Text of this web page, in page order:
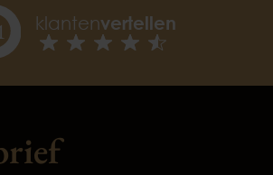
klantenvertellen